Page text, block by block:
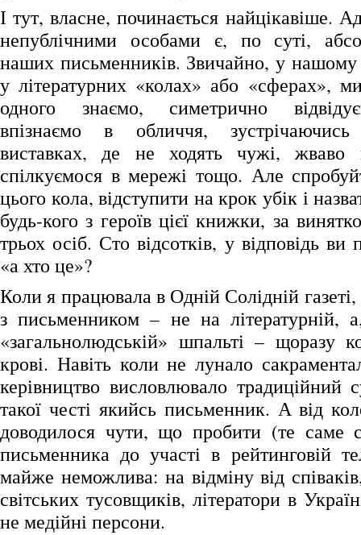
І тут, власне, починається найцікавіше.
непублічними особами є, по суті,
наших письменників. Звичайно, у нашому
у літературних «колах» або «сферах»,
одного знаємо, симетрично
впізнаємо в обличчя,
виставках, де не ходять чужі, жваво
спілкуємося в мережі тощо. Але
цього кола, відступити на крок убік і
будь-кого з героїв цієї книжки, за
трьох осіб. Сто відсотків, у відповідь ви
«а хто це»?
Коли я працювала в Одній Солідній
з письменником – не на літературній,
«загальнолюдській» шпальті – щоразу
крові. Навіть коли не лунало
керівництво висловлювало традиційний
такої честі якийсь письменник. А від
доводилося чути, що пробити (те саме
письменника до участі в рейтинговій
майже неможлива: на відміну від
світських тусовщиків, літератори в
не медійні персони.